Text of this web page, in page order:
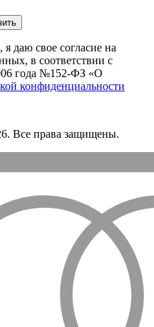
свое согласие на
в соответствии с
года №152-ФЗ «О
конфиденциальности
Все права защищены.